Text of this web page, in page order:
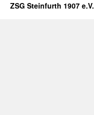
ZSG Steinfurth 1907 e.V.